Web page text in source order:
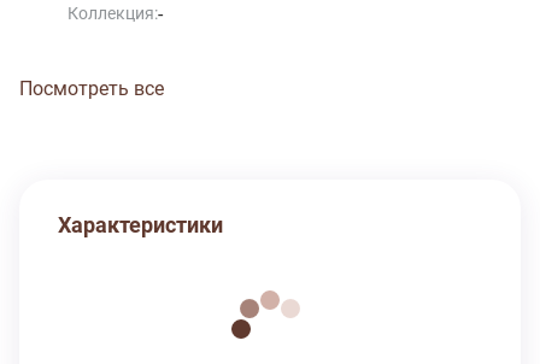
Коллекция:-
Посмотреть все
Характеристики